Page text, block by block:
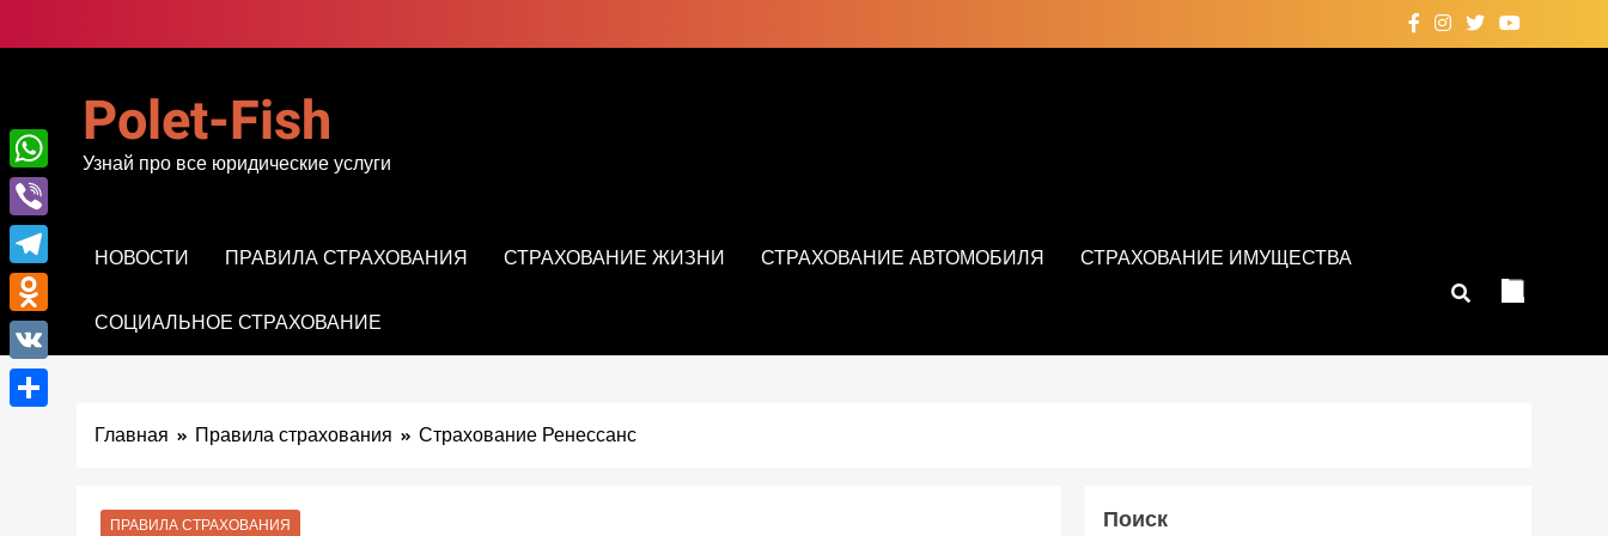
к
Polet-Fish
Узнай про все юридические услуги
НОВОСТИ ПРАВИЛА СТРАХОВАНИЯ СТРАХОВАНИЕ ЖИЗНИ СТРАХОВАНИЕ АВТОМОБИЛЯ СТРАХОВАНИЕ ИМУЩЕСТВА
СОЦИАЛЬНОЕ СТРАХОВАНИЕ
Главная Правила страхования Страхование Ренессанс
ПРАВИЛА СТРАХОВАНИЯ Поиск
WhatsApp
Viber
Telegram
Odnoklassniki
VK
Отправить